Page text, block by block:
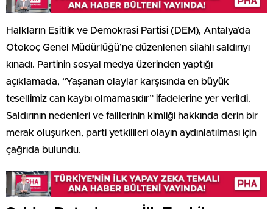
Halkların Eşitlik ve Demokrasi Partisi (DEM), Antalya’da
Otokoç Genel Müdürlüğü’ne düzenlenen silahlı saldırıyı
kınadı. Partinin sosyal medya üzerinden yaptığı
açıklamada, “Yaşanan olaylar karşısında en büyük
tesellimiz can kaybı olmamasıdır” ifadelerine yer verildi.
Saldırının nedenleri ve faillerinin kimliği hakkında derin bir
merak oluşurken, parti yetkilileri olayın aydınlatılması için
çağrıda bulundu.